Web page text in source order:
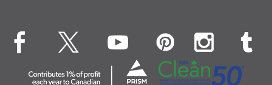
Soupes
Fromage cottage
Crème sure
Bien-être des animaux
Contactez-nous
Location